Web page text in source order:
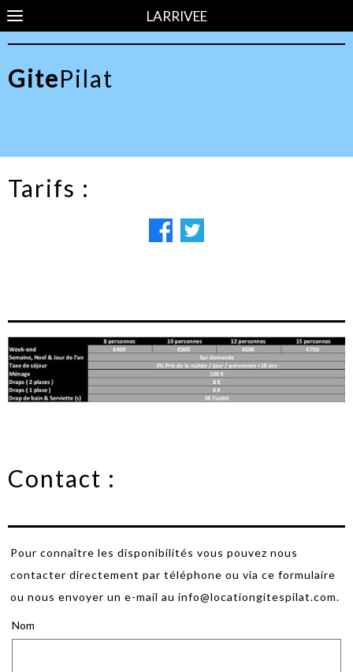
LARRIVEE
GitePilat
Tarifs :
Contact :
Pour connaître les disponibilités vous pouvez nous
contacter directement par téléphone ou via ce formulaire
ou nous envoyer un e-mail au info@locationgitespilat.com.
Nom